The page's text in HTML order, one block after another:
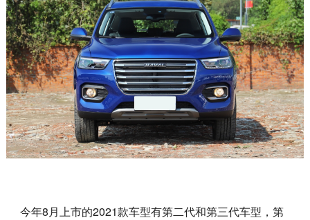
今年8月上市的2021款车型有第二代和第三代车型，第